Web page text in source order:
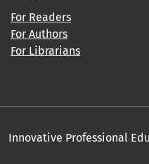
For Readers
For Authors
For Librarians
Innovative Professional